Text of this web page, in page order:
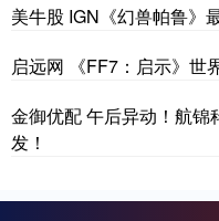
美牛股 IGN《幻兽帕鲁》
启远网 《FF7：启示》世
金御优配 午后异动！航锦
发！